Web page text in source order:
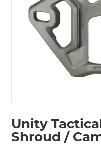
Unity
Shroud /